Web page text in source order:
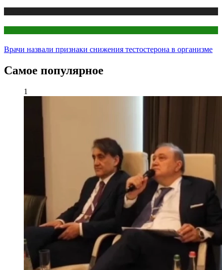
Врачи назвали признаки снижения тестостерона в организме
Самое популярное
1